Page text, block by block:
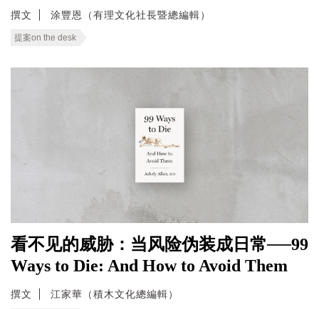
撰文 涂豐恩（有理文化社長暨總編輯）
提案on the desk
看不见的威胁：当风险伪装成日常──99
Ways to Die: And How to Avoid Them
撰文 江家華（積木文化總編輯）